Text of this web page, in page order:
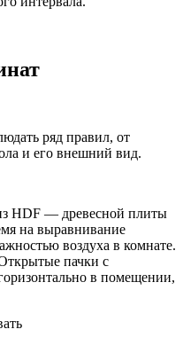
ряд правил, от
и его внешний вид.
HDF — древесной плиты
на выравнивание
воздуха в комнате.
пачки с
в помещении,